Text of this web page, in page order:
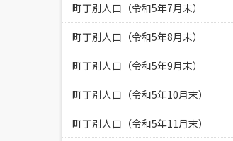
町丁別人口（令和5年7月末）
町丁別人口（令和5年8月末）
町丁別人口（令和5年9月末）
町丁別人口（令和5年10月末）
町丁別人口（令和5年11月末）